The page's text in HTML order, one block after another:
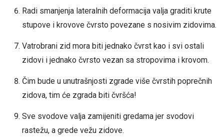
Radi smanjenja lateralnih deformacija valja graditi krute
stupove i krovove čvrsto povezane s nosivim zidovima.
Vatrobrani zid mora biti jednako čvrst kao i svi ostali
zidovi i jednako čvrsto vezan sa stropovima i krovom.
Čim bude u unutrašnjosti zgrade više čvrstih poprečnih
zidova, tim će zgrada biti čvršća!
Sve svodove valja zamijeniti gredama jer svodovi
rastežu, a grede vežu zidove.